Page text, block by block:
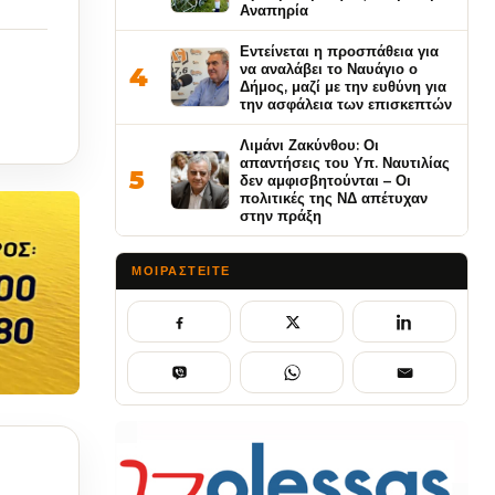
Αναπηρία
4
Εντείνεται η προσπάθεια για
να αναλάβει το Ναυάγιο ο
Δήμος, μαζί με την ευθύνη για
την ασφάλεια των επισκεπτών
5
Λιμάνι Ζακύνθου: Οι
απαντήσεις του Υπ. Ναυτιλίας
δεν αμφισβητούνται – Οι
πολιτικές της ΝΔ απέτυχαν
στην πράξη
ΜΟΙΡΑΣΤΕΊΤΕ